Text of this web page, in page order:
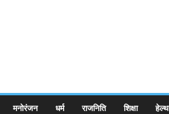
मनोरंजन धर्म राजनिति शिक्षा हेल्थ